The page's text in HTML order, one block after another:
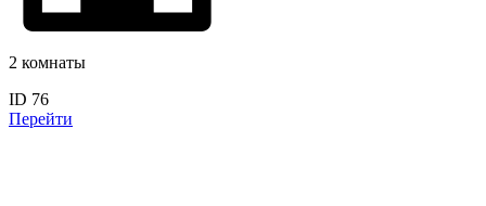
2 комнаты
ID 76
Перейти